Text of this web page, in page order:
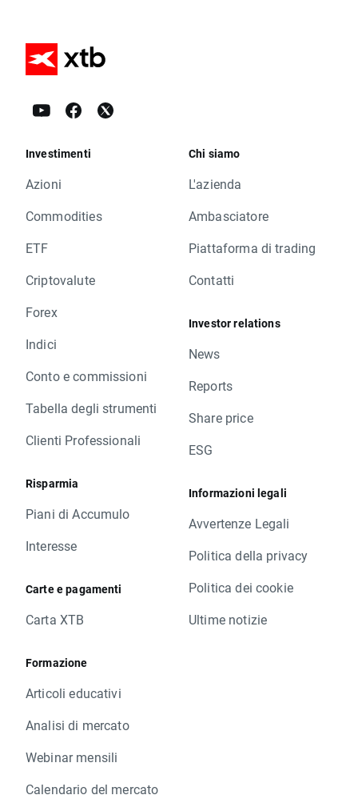
Investimenti
Azioni
Commodities
ETF
Criptovalute
Forex
Indici
Conto e commissioni
Tabella degli strumenti
Clienti Professionali
Risparmia
Piani di Accumulo
Interesse
Carte e pagamenti
Carta XTB
Formazione
Articoli educativi
Analisi di mercato
Webinar mensili
Calendario del mercato
Chi siamo
L'azienda
Ambasciatore
Piattaforma di trading
Contatti
Investor relations
News
Reports
Share price
ESG
Informazioni legali
Avvertenze Legali
Politica della privacy
Politica dei cookie
Ultime notizie